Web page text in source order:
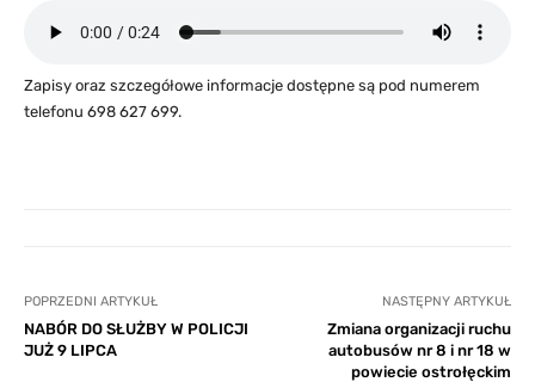
Zapisy oraz szczegółowe informacje dostępne są pod numerem
telefonu 698 627 699.
POPRZEDNI ARTYKUŁ
NABÓR DO SŁUŻBY W POLICJI
JUŻ 9 LIPCA
NASTĘPNY ARTYKUŁ
Zmiana organizacji ruchu
autobusów nr 8 i nr 18 w
powiecie ostrołęckim